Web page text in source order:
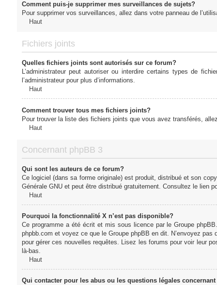
Comment puis-je supprimer mes surveillances de sujets?
Pour supprimer vos surveillances, allez dans votre panneau de
Haut
Fichiers joints
Quelles fichiers joints sont autorisés sur ce forum?
L’administrateur peut autoriser ou interdire certains types de
l’administrateur pour plus d’informations.
Haut
Comment trouver tous mes fichiers joints?
Pour trouver la liste des fichiers joints que vous avez transférés,
Haut
Concernant phpBB 3
Qui sont les auteurs de ce forum?
Ce logiciel (dans sa forme originale) est produit, distribué et son
Générale GNU et peut être distribué gratuitement. Consultez le lien
Haut
Pourquoi la fonctionnalité X n’est pas disponible?
Ce programme a été écrit et mis sous licence par le Groupe
phpbb.com et voyez ce que le Groupe phpBB en dit. N’envoyez
pour gérer ces nouvelles requêtes. Lisez les forums pour voir leur
là-bas.
Haut
Qui contacter pour les abus ou les questions légales